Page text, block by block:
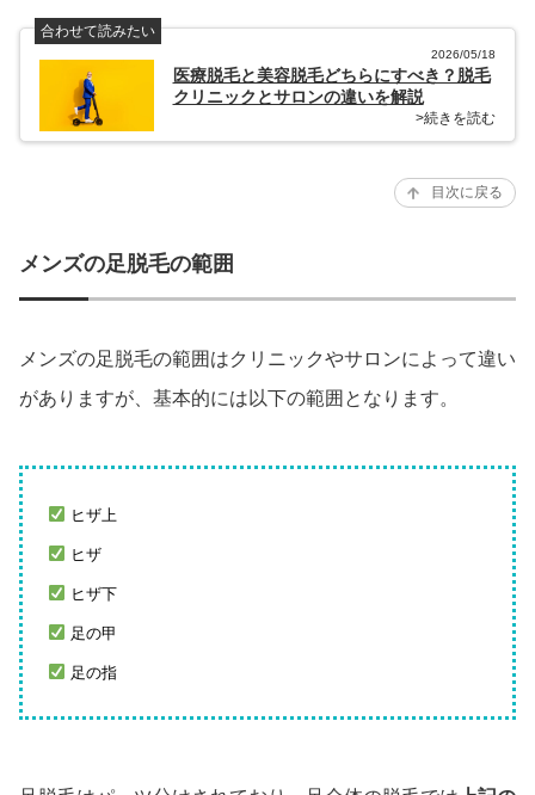
合わせて読みたい
2026/05/18
医療脱毛と美容脱毛どちらにすべき？脱毛
クリニックとサロンの違いを解説
>続きを読む
目次に戻る
メンズの足脱毛の範囲
メンズの足脱毛の範囲はクリニックやサロンによって違い
がありますが、基本的には以下の範囲となります。
ヒザ上
ヒザ
ヒザ下
足の甲
足の指